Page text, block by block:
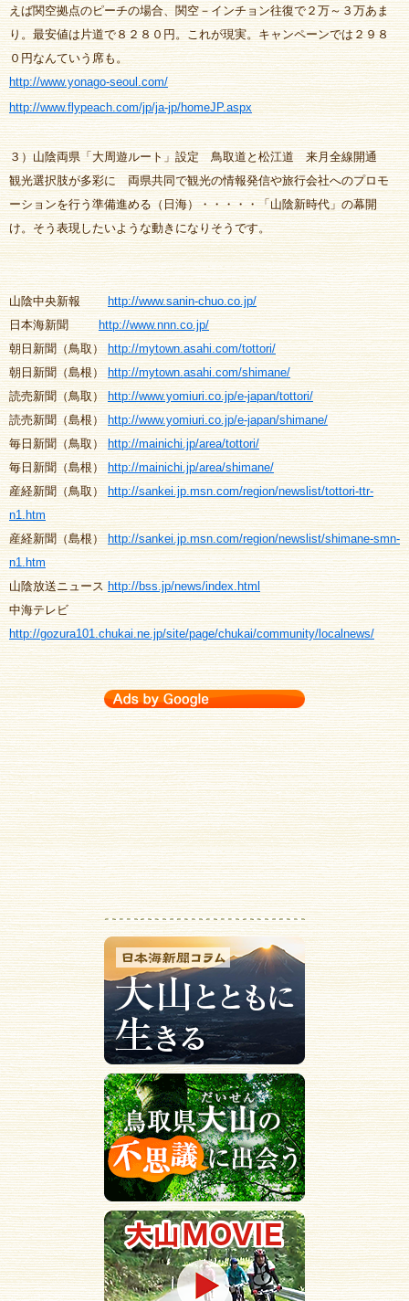
えば関空拠点のピーチの場合、関空－インチョン往復で２万～３万あま
り。最安値は片道で８２８０円。これが現実。キャンペーンでは２９８
０円なんていう席も。
http://www.yonago-seoul.com/
http://www.flypeach.com/jp/ja-jp/homeJP.aspx
３）山陰両県「大周遊ルート」設定 鳥取道と松江道 来月全線開通
観光選択肢が多彩に 両県共同で観光の情報発信や旅行会社へのプロモ
ーションを行う準備進める（日海）・・・・・「山陰新時代」の幕開
け。そう表現したいような動きになりそうです。
山陰中央新報http://www.sanin-chuo.co.jp/
日本海新聞http://www.nnn.co.jp/
朝日新聞（鳥取）http://mytown.asahi.com/tottori/
朝日新聞（島根）http://mytown.asahi.com/shimane/
読売新聞（鳥取）http://www.yomiuri.co.jp/e-japan/tottori/
読売新聞（島根）http://www.yomiuri.co.jp/e-japan/shimane/
毎日新聞（鳥取）http://mainichi.jp/area/tottori/
毎日新聞（島根）http://mainichi.jp/area/shimane/
産経新聞（鳥取）http://sankei.jp.msn.com/region/newslist/tottori-ttr-
n1.htm
産経新聞（島根）http://sankei.jp.msn.com/region/newslist/shimane-smn-
n1.htm
山陰放送ニュースhttp://bss.jp/news/index.html
中海テレビ
http://gozura101.chukai.ne.jp/site/page/chukai/community/localnews/